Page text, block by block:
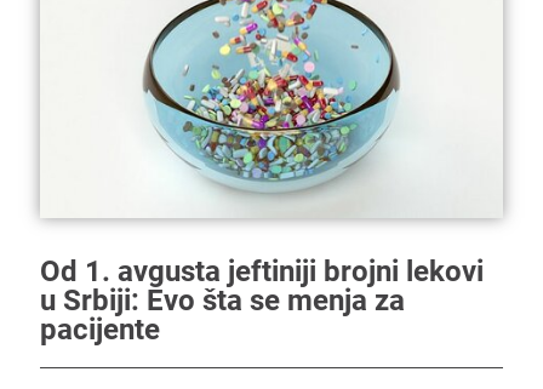
Od 1. avgusta jeftiniji brojni lekovi
u Srbiji: Evo šta se menja za
pacijente